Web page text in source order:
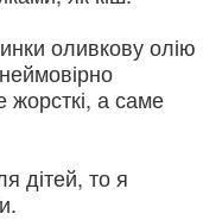
оливкову олію
жорсткі, а саме
дітей, то я